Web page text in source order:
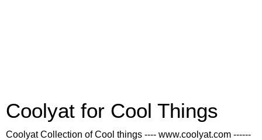
Coolyat for Cool Things
Coolyat Collection of Cool things ---- www.coolyat.com ------